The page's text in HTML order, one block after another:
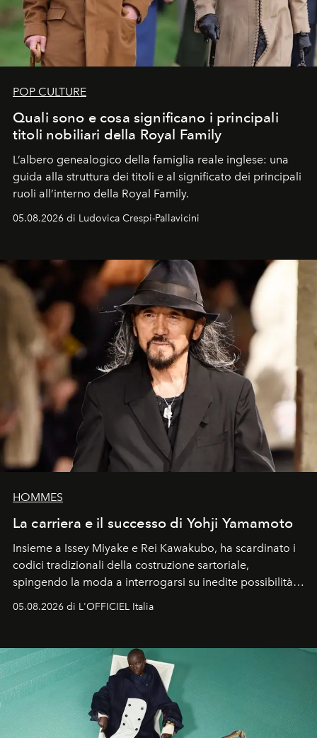
POP CULTURE
Quali sono e cosa significano i principali
titoli nobiliari della Royal Family
L’albero genealogico della famiglia reale inglese: una
guida alla struttura dei titoli e al significato dei principali
ruoli all’interno della Royal Family.
05.08.2026 di Ludovica Crespi-Pallavicini
HOMMES
La carriera e il successo di Yohji Yamamoto
Insieme a Issey Miyake e Rei Kawakubo, ha scardinato i
codici tradizionali della costruzione sartoriale,
spingendo la moda a interrogarsi su inedite possibilità
formali e a ridefinire il concetto stesso di silhouette.
un’impronta indelebile nella storia della moda.
05.08.2026 di L'OFFICIEL Italia